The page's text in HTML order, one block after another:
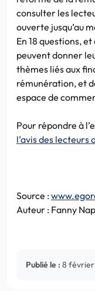
consulter les
ouverte jusqu’au
En 18 questions,
peuvent donner
thèmes liés aux
rémunération, et
espace de
Pour répondre à
l’avis des lecteurs
Source :
Auteur : Fanny
Publié le : 8 février